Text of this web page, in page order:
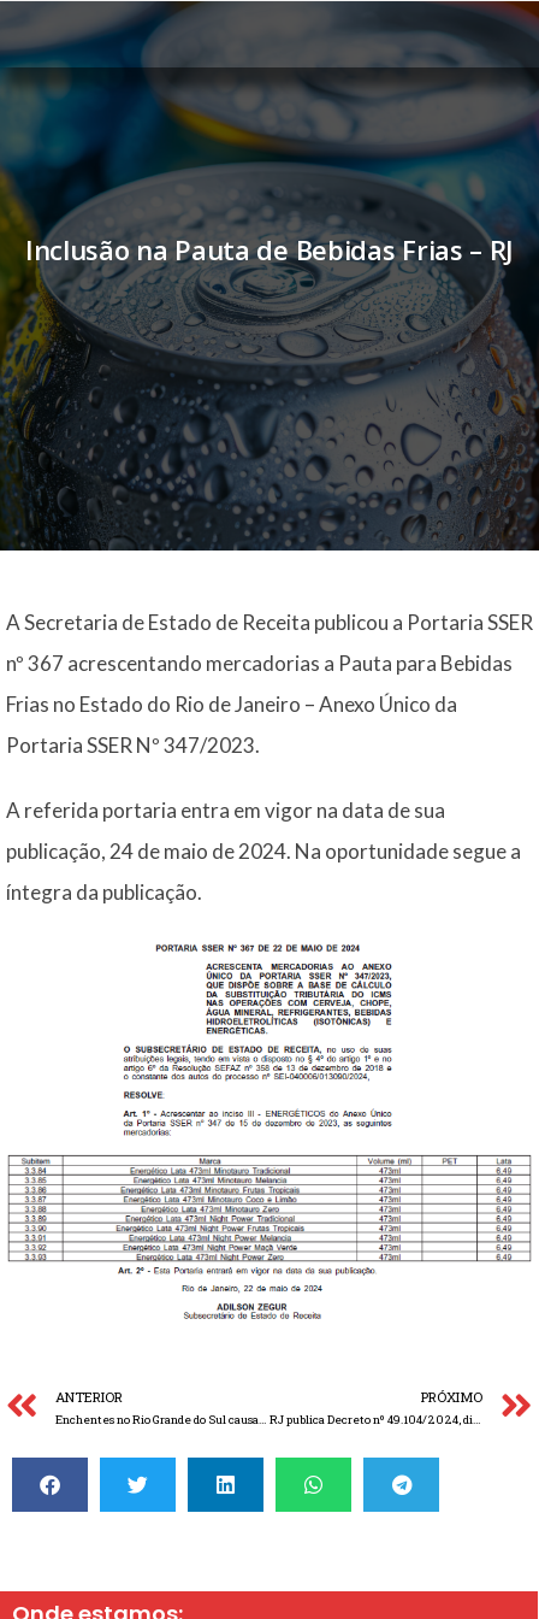
Inclusão na Pauta de Bebidas Frias – RJ
A Secretaria de Estado de Receita publicou a Portaria SSER
nº 367 acrescentando mercadorias a Pauta para Bebidas
Frias no Estado do Rio de Janeiro – Anexo Único da
Portaria SSER Nº 347/2023.
A referida portaria entra em vigor na data de sua
publicação, 24 de maio de 2024. Na oportunidade segue a
íntegra da publicação.
ANTERIOR PRÓXIMO